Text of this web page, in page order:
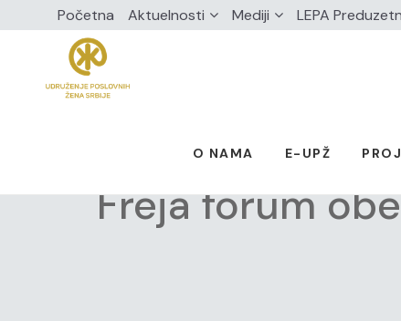
Početna Aktuelnosti Mediji LEPA
O NAMA E-UPŽ
Freja forum